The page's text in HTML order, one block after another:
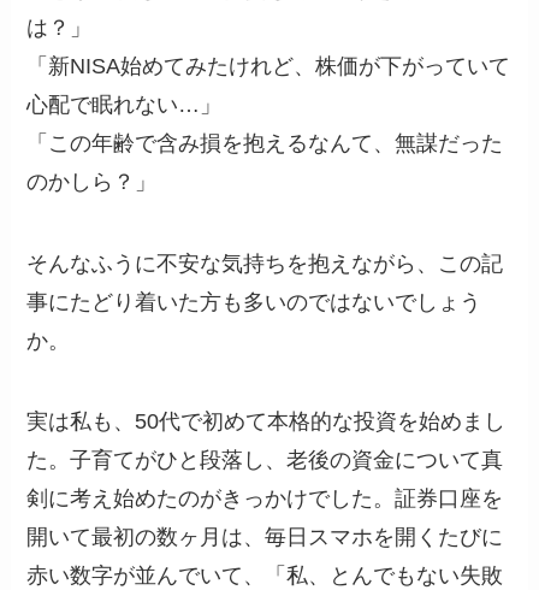
は？」
「新NISA始めてみたけれど、株価が下がっていて
心配で眠れない…」
「この年齢で含み損を抱えるなんて、無謀だった
のかしら？」
そんなふうに不安な気持ちを抱えながら、この記
事にたどり着いた方も多いのではないでしょう
か。
実は私も、50代で初めて本格的な投資を始めまし
た。子育てがひと段落し、老後の資金について真
剣に考え始めたのがきっかけでした。証券口座を
開いて最初の数ヶ月は、毎日スマホを開くたびに
赤い数字が並んでいて、「私、とんでもない失敗